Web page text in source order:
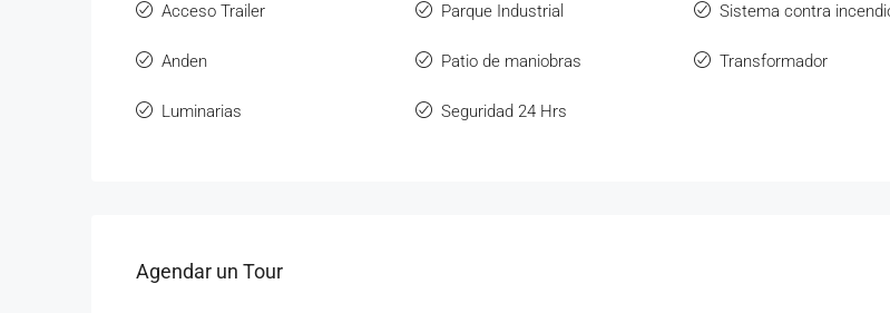
Acceso Trailer
Anden
Luminarias
Parque Industrial
Patio de maniobras
Seguridad 24 Hrs
Sistema contra
Transformador
Agendar un Tour